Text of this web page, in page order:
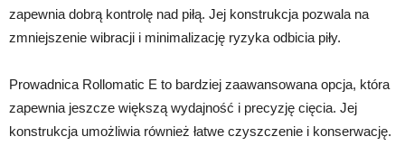
zapewnia dobrą kontrolę nad piłą. Jej konstrukcja pozwala na
zmniejszenie wibracji i minimalizację ryzyka odbicia piły.
Prowadnica Rollomatic E to bardziej zaawansowana opcja, która
zapewnia jeszcze większą wydajność i precyzję cięcia. Jej
konstrukcja umożliwia również łatwe czyszczenie i konserwację.